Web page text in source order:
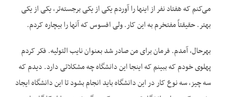
می‌کنم که هفتاد نفر از اینها را آوردم یکی از یکی برجسته‌تر، یکی از یکی
بهتر. حقیقتاً مفتخرم به این کار. ولی افسوس که آنها را بیچاره کردم.
بهرحال، آمدم. فرمان برای من صادر شد بعنوان نایب التولیه. فکر کردم
پهلوی خودم که ببینم که اینجا این دانشگاه چه مشکلاتی دارد. دیدم که
سه چیز، سه نوع کار در این دانشگاه باید انجام بشود تا این دانشگاه ایجاد